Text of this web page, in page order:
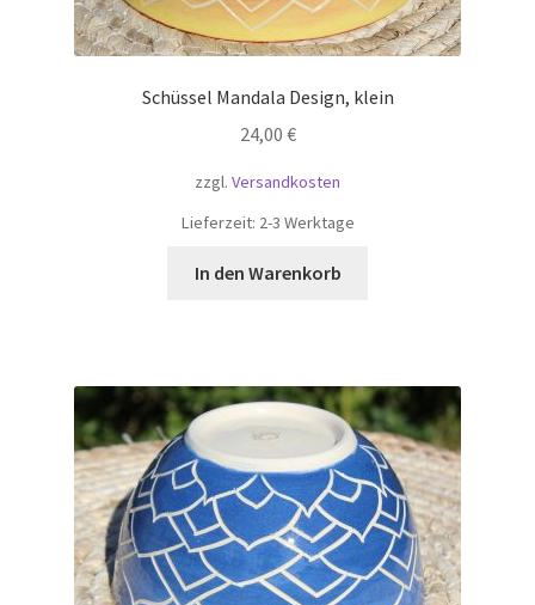
Schüssel Mandala Design, klein
24,00 €
zzgl. Versandkosten
Lieferzeit: 2-3 Werktage
In den Warenkorb